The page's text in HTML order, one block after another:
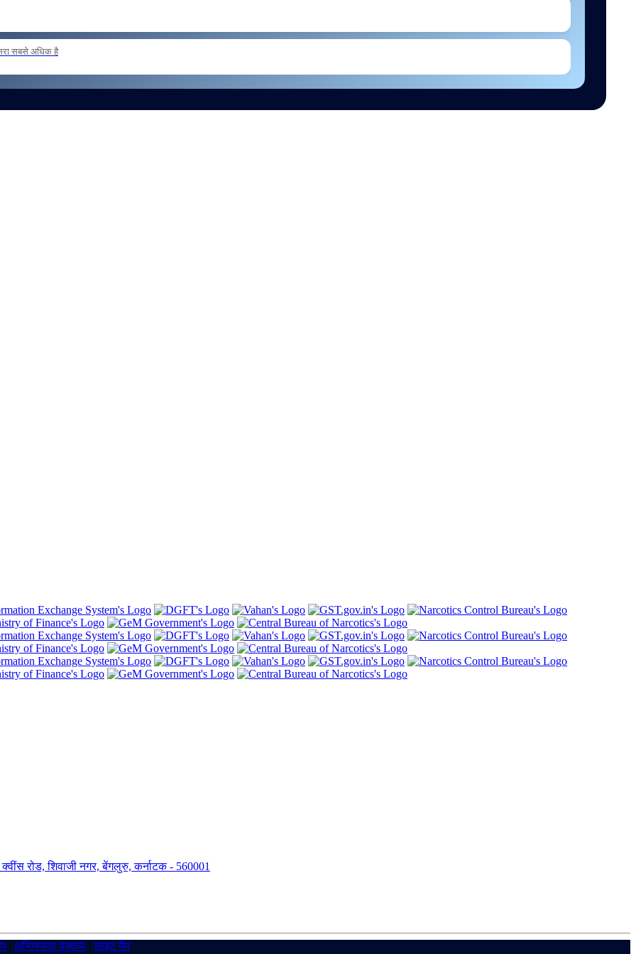
basis to formations outside the zone Reg
सबसे अधिक है
रोड, शिवाजी नगर, बेंगलुरु, कर्नाटक - 560001
| अभिगम्यता वक्तव्य |साइट मैप